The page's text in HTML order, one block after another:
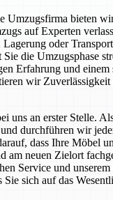
Umzugsfirma bieten
auf Experten
Lagerung oder
die Umzugsphase
Erfahrung und einem
wir Zuverlässigkeit
uns an erster Stelle.
durchführen wir
dass Ihre Möbel
am neuen Zielort
Service und unserem
Sie sich auf das